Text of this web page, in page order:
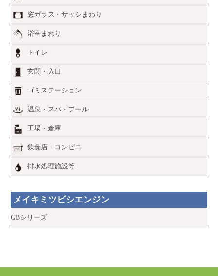
窓ガラス・サッシまわり
浴室まわり
トイレ
玄関・入口
ゴミステーション
温泉・スパ・プール
工場・倉庫
飲食店・コンビニ
排水処理施設等
メイキミツビシエンジン
GBシリーズ